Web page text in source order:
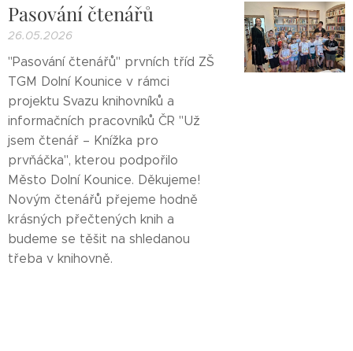
Pasování čtenářů
26.05.2026
"Pasování čtenářů" prvních tříd ZŠ
TGM Dolní Kounice v rámci
projektu Svazu knihovníků a
informačních pracovníků ČR "Už
jsem čtenář – Knížka pro
prvňáčka", kterou podpořilo
Město Dolní Kounice. Děkujeme!
Novým čtenářů přejeme hodně
krásných přečtených knih a
budeme se těšit na shledanou
třeba v knihovně.